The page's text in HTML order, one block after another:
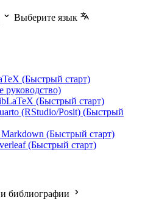
Выберите язык
(Быстрый старт)
руководство)
(Быстрый старт)
(RStudio/Posit) (Быстрый
(Быстрый старт)
(Быстрый старт)
библиографии